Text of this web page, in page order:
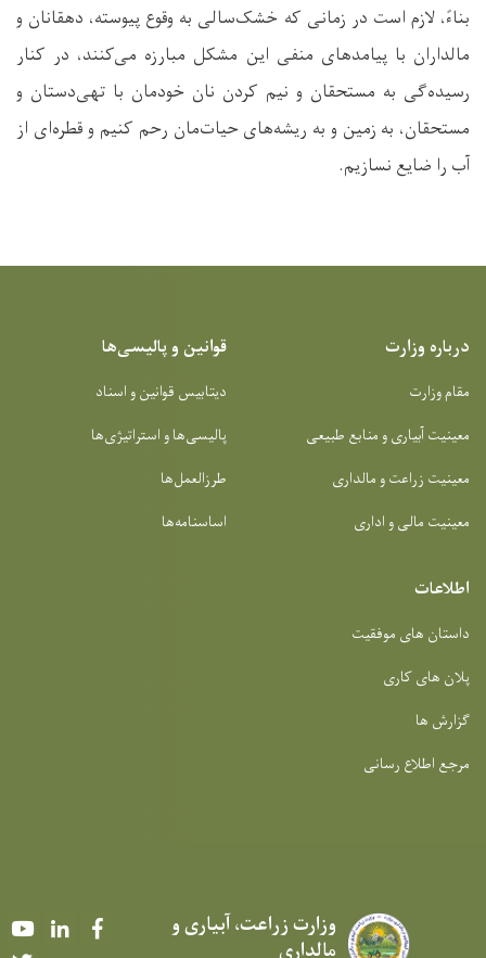
بناءً، لازم است در زمانی که خشک‌سالی به وقوع پیوسته، دهقانان و
مالداران با پیامدهای منفی این مشکل مبارزه می‌کنند، در کنار
رسیده‌گی به مستحقان و نیم ‌کردن نان خودمان با تهی‌دستان و
مستحقان، به زمین و به ریشه‌های حیات‌مان رحم کنیم و قطره‌ای از
آب را ضایع نسازیم.
درباره وزارت
مقام وزارت
معینیت آبیاری و منابع طبیعی
معینیت زراعت و مالداری
معینیت مالی و اداری
قوانین و پالیسی‌ها
دیتابیس قوانین و اسناد
پالیسی‌ها و استراتیژی‌ها
طرزالعمل‌ها
اساسنامه‌ها
اطلاعات
داستان های موفقیت
پلان های کاری
گزارش ها
مرجع اطلاع رسانی
وزارت زراعت، آبیاری و
مالداری
YoutubeLinkedIn